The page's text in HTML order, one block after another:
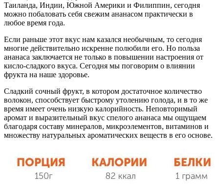
Таиланда, Индии, Южной Америки и Филиппин, сегодня
можно побаловать себя свежим ананасом практически в
любое время года.
Если раньше этот вкус нам казался необычным, то сегодня
многие действительно искренне полюбили его. Но польза
ананаса заключается не только в повышении настроения от
кисло-сладкого вкуса. Сегодня мы поговорим о влиянии
фрукта на наше здоровье.
Сладкий сочный фрукт, в котором достаточное количество
волокон, способствует быстрому утолению голода, и в то же
время имеет очень низкую калорийность. Неповторимый
аромат и выразительный вкус спелого ананаса мы ощущаем
благодаря составу минералов, микроэлементов, витаминов и
множеству натуральных ароматических веществ в его основе.